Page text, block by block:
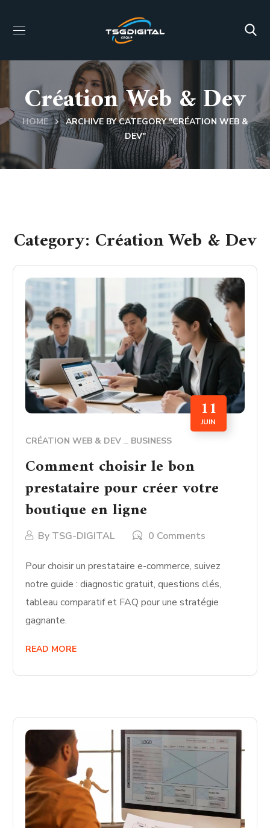
Création Web & Dev
HOME
ARCHIVE BY CATEGORY "CRÉATION WEB &
DEV"
Category: Création Web & Dev
11
JUIN
CRÉATION WEB & DEV BUSINESS
Comment choisir le bon
prestataire pour créer votre
boutique en ligne
By TSG-DIGITAL 0 Comments
Pour choisir un prestataire e-commerce, suivez
notre guide : diagnostic gratuit, questions clés,
tableau comparatif et FAQ pour une stratégie
gagnante.
READ MORE